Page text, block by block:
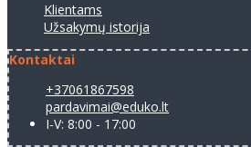
Klientams
Užsakymų istorija
Kontaktai
+37061867598
pardavimai@eduko.lt
I-V: 8:00 - 17:00